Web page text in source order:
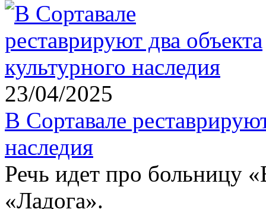
23/04/2025
В Сортавале
наследия
Речь идет про больницу
«Ладога».